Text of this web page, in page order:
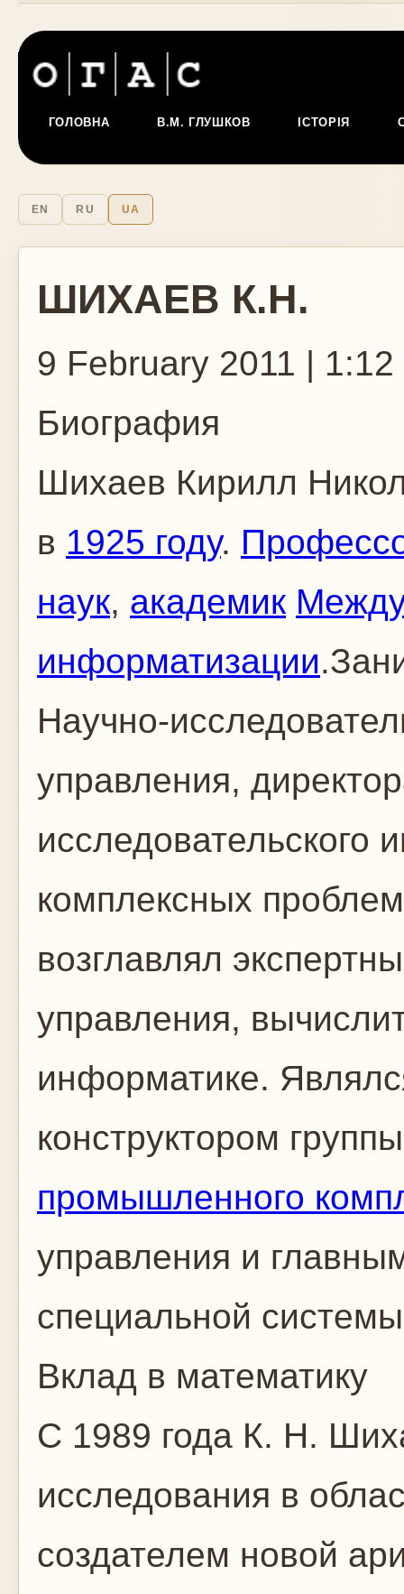
ГОЛОВНА В.М. ГЛУШКОВ ІСТОРІЯ
EN RU UA
ШИХАЕВ К.Н.
9 February 2011 | 1:12
Биография
Шихаев Кирилл
в 1925 году.
наук, академик
информатизации
Научно-
управления,
исследовательского
комплексных
возглавлял
управления,
информатике.
конструктором
промышленного
управления и
специальной
Вклад в математику
С 1989 года К. Н.
исследования в
создателем новой